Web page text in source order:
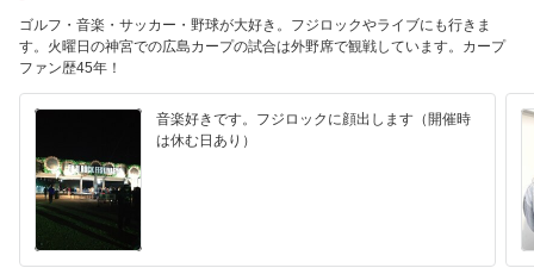
ゴルフ・音楽・サッカー・野球が大好き。フジロックやライブにも行きま
す。火曜日の神宮での広島カープの試合は外野席で観戦しています。カープ
ファン歴45年！
音楽好きです。フジロックに顔出します（開催時
は休む日あり）